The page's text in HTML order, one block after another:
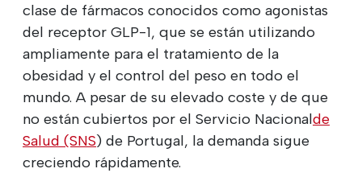
clase de fármacos conocidos como agonistas
del receptor GLP-1, que se están utilizando
ampliamente para el tratamiento de la
obesidad y el control del peso en todo el
mundo. A pesar de su elevado coste y de que
no están cubiertos por el Servicio Nacionalde
Salud (SNS) de Portugal, la demanda sigue
creciendo rápidamente.